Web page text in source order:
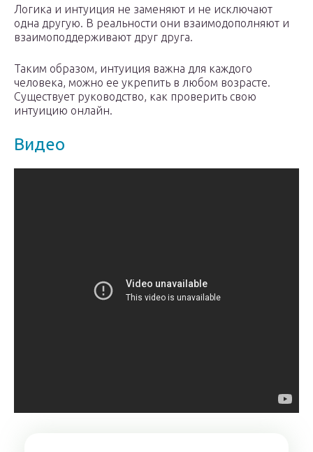
Логика и интуиция не заменяют и не исключают
одна другую. В реальности они взаимодополняют и
взаимоподдерживают друг друга.
Таким образом, интуиция важна для каждого
человека, можно ее укрепить в любом возрасте.
Существует руководство, как проверить свою
интуицию онлайн.
Видео